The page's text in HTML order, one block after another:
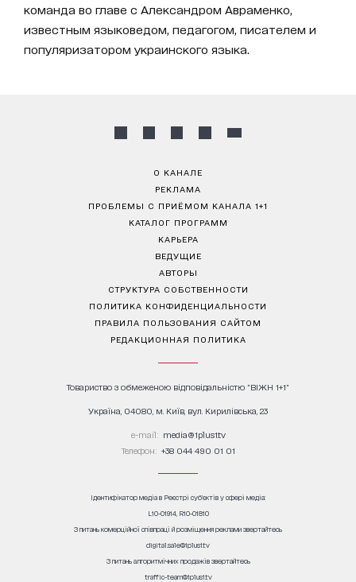
команда во главе с Александром Авраменко,
известным языковедом, педагогом, писателем и
популяризатором украинского языка.
О КАНАЛЕ
РЕКЛАМА
ПРОБЛЕМЫ С ПРИЁМОМ КАНАЛА 1+1
КАТАЛОГ ПРОГРАММ
КАРЬЕРА
ВЕДУЩИЕ
АВТОРЫ
СТРУКТУРА СОБСТВЕННОСТИ
ПОЛИТИКА КОНФИДЕНЦИАЛЬНОСТИ
ПРАВИЛА ПОЛЬЗОВАНИЯ САЙТОМ
РЕДАКЦИОННАЯ ПОЛИТИКА
Товариство з обмеженою відповідальністю "ВІЖН 1+1"
Україна, 04080, м. Київ, вул. Кирилівська, 23
е-mail: media@1plus1.tv
Телефон: +38 044 490 01 01
Ідентифікатор медіа в Реєстрі суб’єктів у сфері медіа:
L10-01914, R10-01810
З питань комерційної співпраці й розміщення реклами звертайтесь
digital.sale@1plus1.tv
З питань алгоритмічних продажів звертайтесь
traffic-team@1plus1.tv